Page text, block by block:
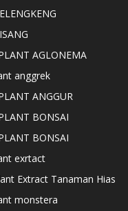
AGLONEMA
anggrek
ANGGUR
BONSAI
BONSAI
exrtact
Extract Tanaman Hias
monstera